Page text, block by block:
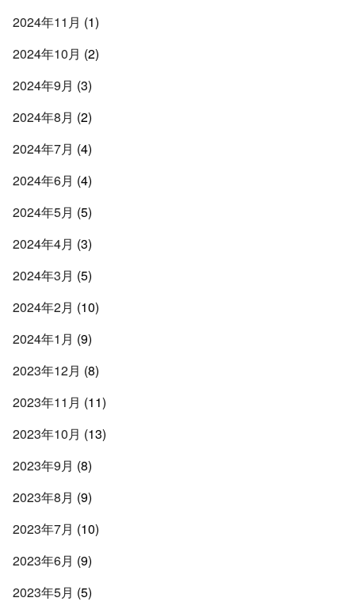
2024年11月 (1)
2024年10月 (2)
2024年9月 (3)
2024年8月 (2)
2024年7月 (4)
2024年6月 (4)
2024年5月 (5)
2024年4月 (3)
2024年3月 (5)
2024年2月 (10)
2024年1月 (9)
2023年12月 (8)
2023年11月 (11)
2023年10月 (13)
2023年9月 (8)
2023年8月 (9)
2023年7月 (10)
2023年6月 (9)
2023年5月 (5)